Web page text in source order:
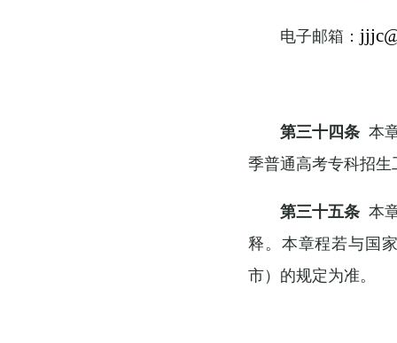
电子邮箱：
第三十四条 本
季普通高考专科招
第三十五条 本
释。本章程若与国
市）的规定为准。